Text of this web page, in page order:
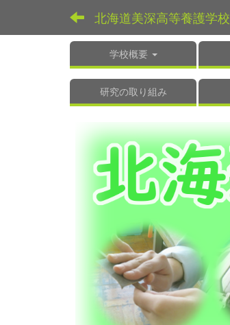
北海道美深高等養護学校
学校概要
研究の取り組み